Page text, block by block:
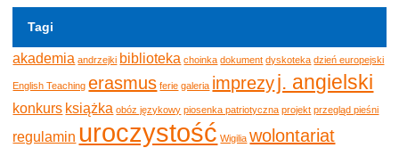
Tagi
akademia andrzejki biblioteka choinka dokument dyskoteka dzień europejski
English Teaching erasmus ferie galeria imprezyj. angielski
konkurs książka obóz językowy piosenka patriotyczna projekt przegląd pieśni
regulamin uroczystość Wigilia wolontariat